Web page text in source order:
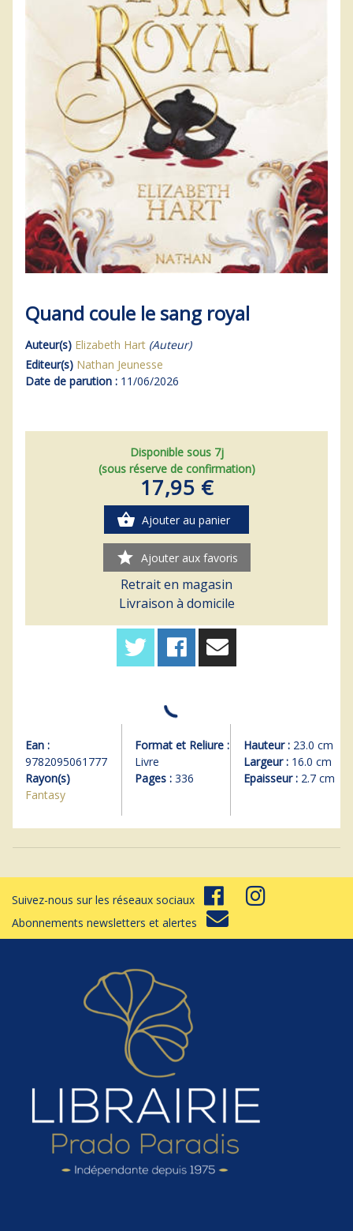
Quand coule le sang royal
Auteur(s) Elizabeth Hart (Auteur)
Editeur(s) Nathan Jeunesse
Date de parution : 11/06/2026
Disponible sous 7j
(sous réserve de confirmation)
17,95 €
shopping_basket Ajouter au panier
star Ajouter aux favoris
Retrait en magasin
Livraison à domicile
Ean :
9782095061777
Rayon(s)
Fantasy
Format et Reliure :
Livre
Pages :336
Hauteur : 23.0 cm
Largeur : 16.0 cm
Epaisseur : 2.7 cm
Suivez-nous sur les réseaux sociaux
Abonnements newsletters et alertes